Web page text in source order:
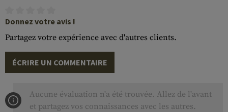
Donnez votre avis !
Partagez votre expérience avec d'autres clients.
ÉCRIRE UN COMMENTAIRE
Aucune évaluation n'a été trouvée. Allez de l'avant
et partagez vos connaissances avec les autres.